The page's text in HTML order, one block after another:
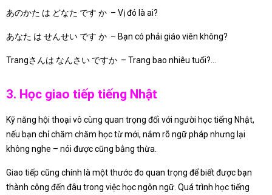
あのかた は どなた です か – Vị đó là ai?
あなた は せんせい です か – Bạn có phải giáo viên không?
Trangさんは なんさい ですか – Trang bao nhiêu tuổi?…
3. Học giao tiếp tiếng Nhật
Kỹ năng hội thoại vô cùng quan trọng đối với người học tiếng Nhật,
nếu bạn chỉ chăm chăm học từ mới, nắm rõ ngữ pháp nhưng lại
không nghe – nói được cũng bằng thừa.
Giao tiếp cũng chính là một thước đo quan trọng để biết được bạn
thành công đến đâu trong việc học ngôn ngữ. Quá trình học tiếng